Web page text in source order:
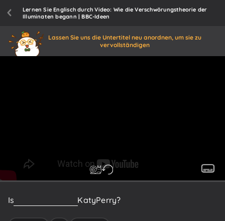
Lernen Sie Englisch durch Video: Wie die Verschwörungstheorie der
Illuminaten begann | BBC-Ideen
Lassen Sie uns die Untertitel neu anordnen, um sie zu
vervollständigen
Is KatyPerry?